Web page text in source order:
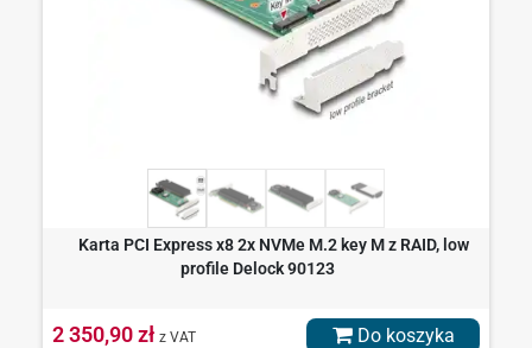
Karta PCI Express x8 2x NVMe M.2 key M z RAID, low
profile Delock 90123
2 350,90 zł z VAT Do koszyka